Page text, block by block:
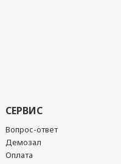
СЕРВИС
Вопрос-ответ
Демозал
Оплата